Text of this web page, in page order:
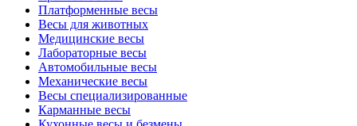
Платформенные весы
Весы для животных
Медицинские весы
Лабораторные весы
Автомобильные весы
Механические весы
Весы специализированные
Карманные весы